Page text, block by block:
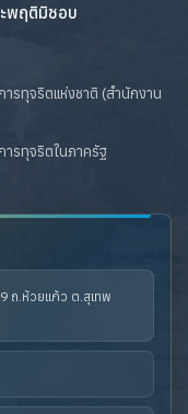
พฤติมิชอบ
รทุจริตแห่งชาติ (สำนักงาน
รทุจริตในภาครัฐ
ถ.ห้วยแก้ว ต.สุเทพ